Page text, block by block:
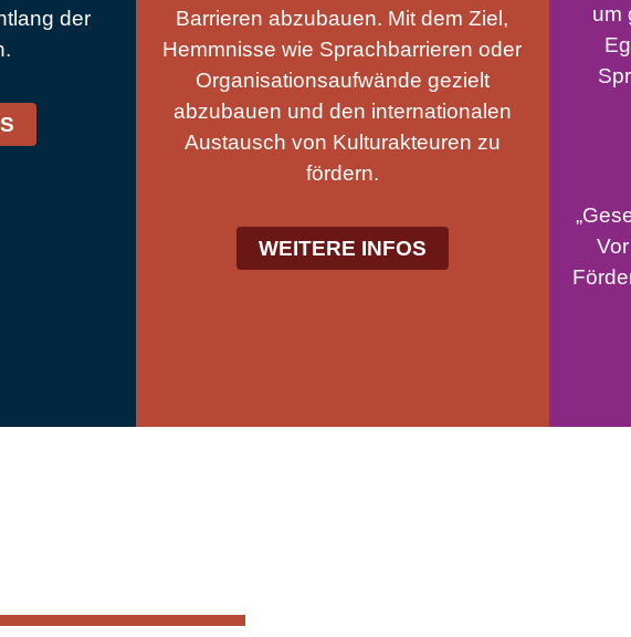
der
Barrieren abzubauen. Mit dem Ziel,
Hemmnisse wie Sprachbarrieren oder
Organisationsaufwände gezielt
abzubauen und den internationalen
Austausch von Kulturakteuren zu
fördern.
WEITERE INFOS
um